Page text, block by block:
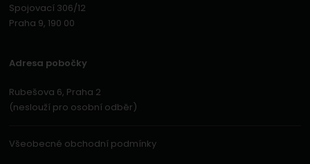
Spojovací 306/12
Praha 9, 190 00
Adresa pobočky
Rubešova 6, Praha 2
(neslouží pro osobní odběr)
Všeobecné obchodní podmínky